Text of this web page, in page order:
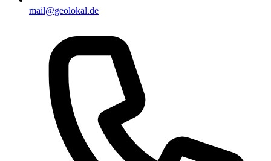
mail@geolokal.de